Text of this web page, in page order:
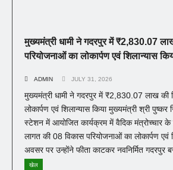
मुख्यमंत्री धामी ने गदरपुर में ₹2,830.07
परियोजनाओं का लोकार्पण एवं शिलान्यास
ADMIN JULY 31, 2026
मुख्यमंत्री धामी ने गदरपुर में ₹2,830.07 लाख की
लोकार्पण एवं शिलान्यास किया मुख्यमंत्री श्री
स्टेशन में आयोजित कार्यक्रम में वैदिक मंत्रोच्चार
लागत की 08 विकास परियोजनाओं का लोकार्पण एवं
अवसर पर उन्होंने फीता काटकर नवनिर्मित गदरपुर
खेल